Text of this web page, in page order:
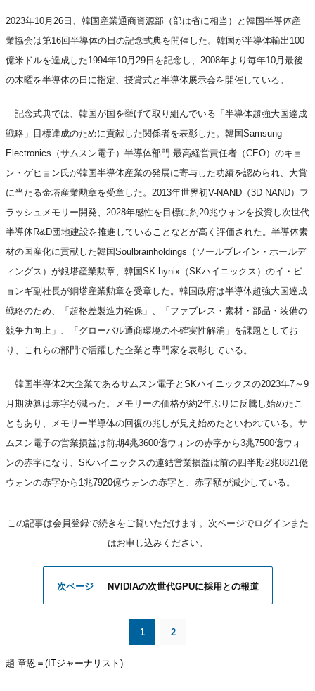
2023年10月26日、韓国産業通商資源部（部は省に相当）と韓国半導体産
業協会は第16回半導体の日の記念式典を開催した。韓国が半導体輸出100
億米ドルを達成した1994年10月29日を記念し、2008年より毎年10月最後
の木曜を半導体の日に指定、授賞式と半導体展示会を開催している。
記念式典では、韓国が国を挙げて取り組んでいる「半導体超強大国達成
戦略」目標達成のために貢献した関係者を表彰した。韓国Samsung
Electronics（サムスン電子）半導体部門 最高経営責任者（CEO）のキョ
ン・ゲヒョン氏が韓国半導体産業の発展に寄与した功績を認められ、大賞
に当たる金塔産業勲章を受章した。2013年世界初V-NAND（3D NAND）フ
ラッシュメモリー開発、2028年感性を目標に約20兆ウォンを投資し次世代
半導体R&D団地建設を推進していることなどが高く評価された。半導体素
材の国産化に貢献した韓国Soulbrainholdings（ソールブレイン・ホールデ
ィングス）が銀塔産業勲章、韓国SK hynix（SKハイニックス）のイ・ビ
ョンギ副社長が銅塔産業勲章を受章した。韓国政府は半導体超強大国達成
戦略のため、「超格差製造力確保」、「ファブレス・素材・部品・装備の
競争力向上」、「グローバル通商環境の不確実性解消」を課題としてお
り、これらの部門で活躍した企業と専門家を表彰している。
韓国半導体2大企業であるサムスン電子とSKハイニックスの2023年7～9
月期決算は赤字が減った。メモリーの価格が約2年ぶりに反騰し始めたこ
ともあり、メモリー半導体の回復の兆しが見え始めたといわれている。サ
ムスン電子の営業損益は前期4兆3600億ウォンの赤字から3兆7500億ウォ
ンの赤字になり、SKハイニックスの連結営業損益は前の四半期2兆8821億
ウォンの赤字から1兆7920億ウォンの赤字と、赤字額が減少している。
この記事は会員登録で続きをご覧いただけます。次ページでログインまた
はお申し込みください。
次ページ NVIDIAの次世代GPUに採用との報道
1 2
趙 章恩 ＝ (ITジャ ーナリスト )